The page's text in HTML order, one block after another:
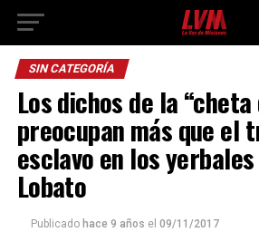
SIN CATEGORÍA
Los dichos de la
preocupan más que el
esclavo en los
Lobato
Publicado hace 9 años el 09/11/2017